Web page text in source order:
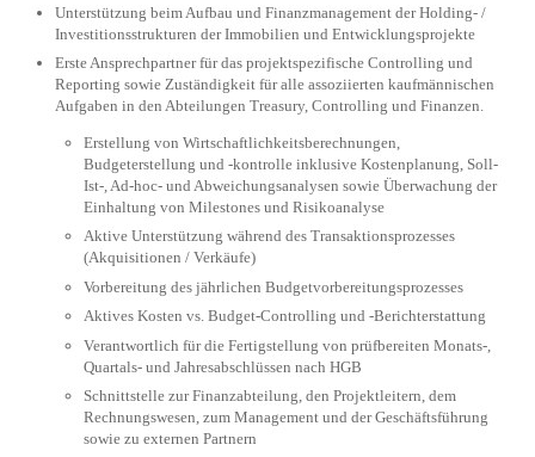
Unterstützung beim Aufbau und Finanzmanagement der Holding- /
Investitionsstrukturen der Immobilien und Entwicklungsprojekte
Erste Ansprechpartner für das projektspezifische Controlling und
Reporting sowie Zuständigkeit für alle assoziierten kaufmännischen
Aufgaben in den Abteilungen Treasury, Controlling und Finanzen.
Erstellung von Wirtschaftlichkeitsberechnungen,
Budgeterstellung und -kontrolle inklusive Kostenplanung, Soll-
Ist-, Ad-hoc- und Abweichungsanalysen sowie Überwachung der
Einhaltung von Milestones und Risikoanalyse
Aktive Unterstützung während des Transaktionsprozesses
(Akquisitionen / Verkäufe)
Vorbereitung des jährlichen Budgetvorbereitungsprozesses
Aktives Kosten vs. Budget-Controlling und -Berichterstattung
Verantwortlich für die Fertigstellung von prüfbereiten Monats-,
Quartals- und Jahresabschlüssen nach HGB
Schnittstelle zur Finanzabteilung, den Projektleitern, dem
Rechnungswesen, zum Management und der Geschäftsführung
sowie zu externen Partnern